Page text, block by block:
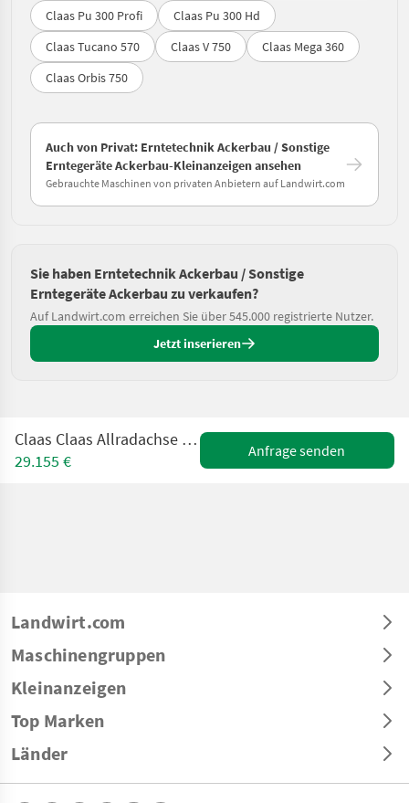
Claas Pu 300 Profi
Claas Pu 300 Hd
Claas Tucano 570
Claas V 750
Claas Mega 360
Claas Orbis 750
Auch von Privat: Erntetechnik Ackerbau / Sonstige
Erntegeräte Ackerbau-Kleinanzeigen ansehen
Gebrauchte Maschinen von privaten Anbietern auf Landwirt.com
Sie haben Erntetechnik Ackerbau / Sonstige
Erntegeräte Ackerbau zu verkaufen?
Auf Landwirt.com erreichen Sie über 545.000 registrierte Nutzer.
Jetzt inserieren
Claas Claas Allradachse 80er / 50er Bolzen Mudogachse
29.155 €
Anfrage senden
Landwirt.com
Maschinengruppen
Kleinanzeigen
Top Marken
Länder